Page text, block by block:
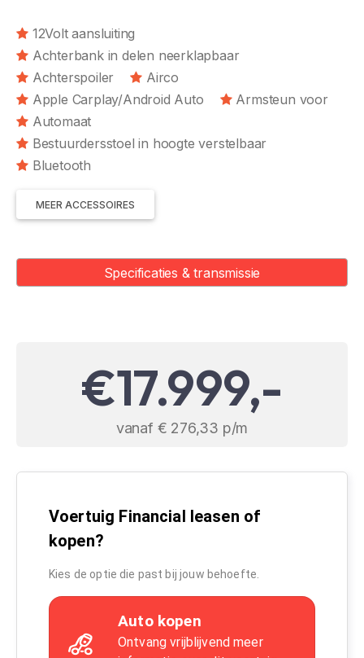
12Volt aansluiting
Achterbank in delen neerklapbaar
Achterspoiler
Airco
Apple Carplay/Android Auto
Armsteun voor
Automaat
Bestuurdersstoel in hoogte verstelbaar
Bluetooth
MEER ACCESSOIRES
Specificaties & transmissie
€17.999,-
vanaf € 276,33 p/m